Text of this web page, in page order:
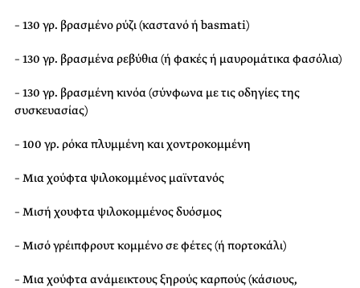
– 130 γρ. βρασμένο ρύζι (καστανό ή basmati)
– 130 γρ. βρασμένα ρεβύθια (ή φακές ή μαυρομάτικα φασόλια)
– 130 γρ. βρασμένη κινόα (σύνφωνα με τις οδηγίες της
συσκευασίας)
– 100 γρ. ρόκα πλυμμένη και χοντροκομμένη
– Μια χούφτα ψιλοκομμένος μαϊντανός
– Μισή χουφτα ψιλοκομμένος δυόσμος
– Μισό γρέιπφρουτ κομμένο σε φέτες (ή πορτοκάλι)
– Μια χούφτα ανάμεικτους ξηρούς καρπούς (κάσιους,